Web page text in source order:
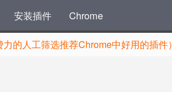
安装插件 Chrome
的人工筛选推荐Chrome中好用的插件）